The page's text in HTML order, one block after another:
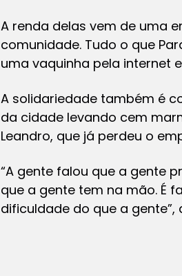
A renda delas vem de uma
comunidade. Tudo o que
uma vaquinha pela internet
A solidariedade também é
da cidade levando cem
Leandro, que já perdeu o
“A gente falou que a gente
que a gente tem na mão. É
dificuldade do que a gente”,